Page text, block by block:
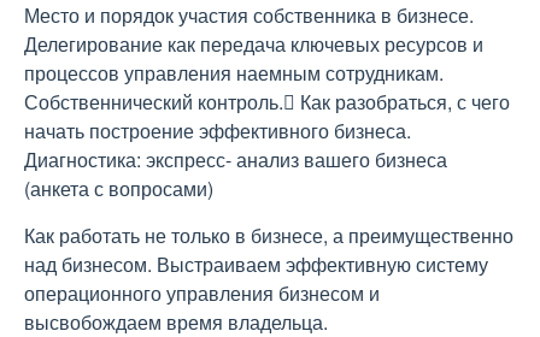
Место и порядок участия собственника в бизнесе.
Делегирование как передача ключевых ресурсов и
процессов управления наемным сотрудникам.
Собственнический контроль. Как разобраться, с чего
начать построение эффективного бизнеса.
Диагностика: экспресс- анализ вашего бизнеса
(анкета с вопросами)
Как работать не только в бизнесе, а преимущественно
над бизнесом. Выстраиваем эффективную систему
операционного управления бизнесом и
высвобождаем время владельца.